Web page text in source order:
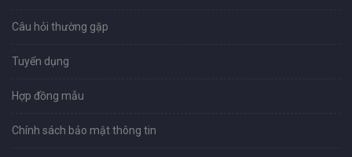
Câu hỏi thường gặp
Tuyển dụng
Hợp đồng mẫu
Chính sách bảo mật thông tin